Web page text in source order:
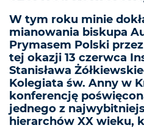
W tym roku minie
mianowania biskupa
Prymasem Polski
tej okazji 13 czerwca
Stanisława
Kolegiata św. Anny w
konferencję
jednego z
hierarchów XX wieku,